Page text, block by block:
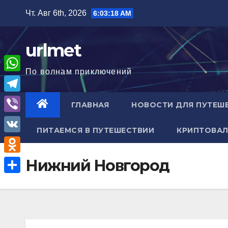
содержимому
Чт. Авг 6th, 2026 6:03:19 AM
urlmet
По волнам приключений
ГЛАВНАЯ НОВОСТИ ДЛЯ
ПИТАЕМСЯ В ПУТЕШЕСТВИИ
Нижний Новгород
W
h
a
A
T
e
l
e
g
V
i
b
e
V
K
O